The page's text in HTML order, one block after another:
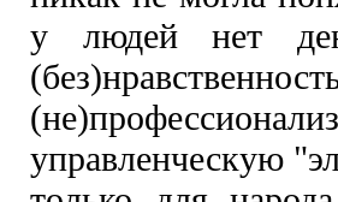
у людей нет
управленческую